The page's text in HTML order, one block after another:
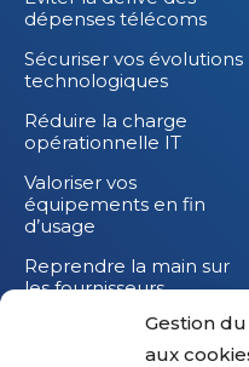
Gestion
aux
dépenses télécoms
Sécuriser vos évolutions
technologiques
Réduire la charge
opérationnelle IT
Valoriser vos
équipements en fin
d’usage
Reprendre la main sur
les fournisseurs
Réduire l’impact
carbone de vos